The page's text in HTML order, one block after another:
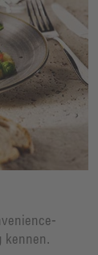
kennen.